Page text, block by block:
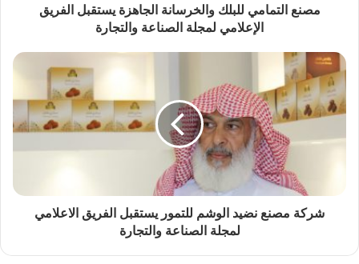
مصنع التمامي للبلك والخرسانة الجاهزة يستقبل الفريق
الإعلامي لمجلة الصناعة والتجارة
شركة مصنع نضيد الوشم للتمور يستقبل الفريق الاعلامي
لمجلة الصناعة والتجارة